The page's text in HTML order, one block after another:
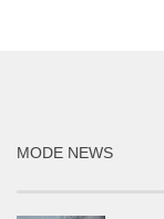
MODE NEWS